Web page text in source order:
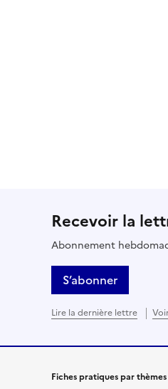
Recevoir la
Abonnement
S’abonner
Lire la dernière lettre
Fiches pratiques par thèmes